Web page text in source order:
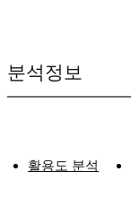
분석정보
활용도 분석